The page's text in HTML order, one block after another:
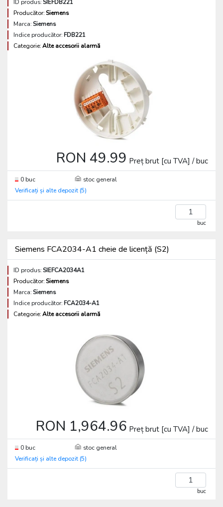
ID produs:SIEFDB221
Producător:Siemens
Marca:Siemens
Indice producător:FDB221
Categorie:Alte accesorii alarmă
RON 49.99 Preț brut [cu TVA] / buc
0 buc
stoc general
Verificați și alte depozit (5)
buc
Siemens FCA2034-A1 cheie de licență (S2)
ID produs:SIEFCA2034A1
Producător:Siemens
Marca:Siemens
Indice producător:FCA2034-A1
Categorie:Alte accesorii alarmă
RON 1,964.96 Preț brut [cu TVA] / buc
0 buc
stoc general
Verificați și alte depozit (5)
buc